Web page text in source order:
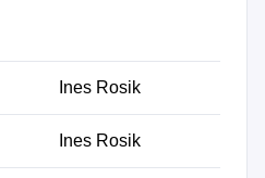
Ines Rosik
Ines Rosik